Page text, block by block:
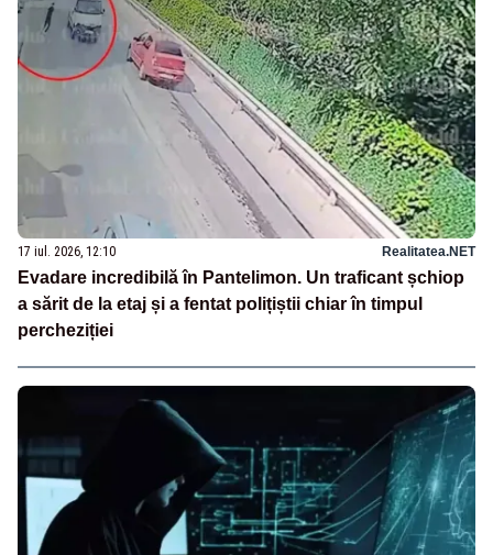
17 iul. 2026, 12:10 Realitatea.NET
Evadare incredibilă în Pantelimon. Un traficant șchiop
a sărit de la etaj și a fentat polițiștii chiar în timpul
percheziției